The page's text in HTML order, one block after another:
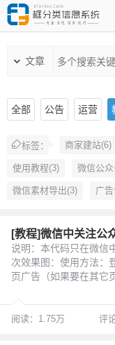
文章
全部 公告 运营
标签： 商家建站(6)
使用教程(3) 微信公
微信素材导出(3) 广
[教程]微信中关注公
说明：本代码只在微信
次效果图：使用方法：
页广告（如果要在其它
阅读：1.75万 评